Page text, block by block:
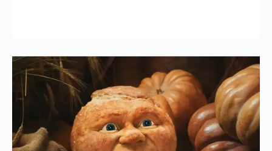
"Невероятный идиотизм". Иноагент
Зинаида Пронченко раскритиковала
создателей "Колобка"
3